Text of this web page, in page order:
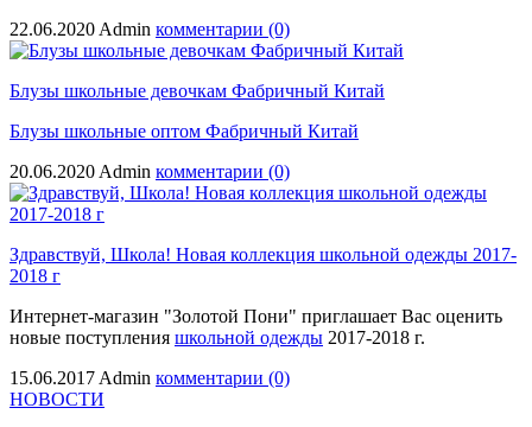
22.06.2020 Admin комментарии (0)
Блузы школьные девочкам Фабричный Китай
Блузы школьные оптом Фабричный Китай
20.06.2020 Admin комментарии (0)
Здравствуй, Школа! Новая коллекция школьной одежды 2017-
2018 г
Интернет-магазин "Золотой Пони" приглашает Вас оценить
новые поступления школьной одежды 2017-2018 г.
15.06.2017 Admin комментарии (0)
НОВОСТИ